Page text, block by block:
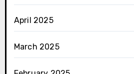
April 2025
March 2025